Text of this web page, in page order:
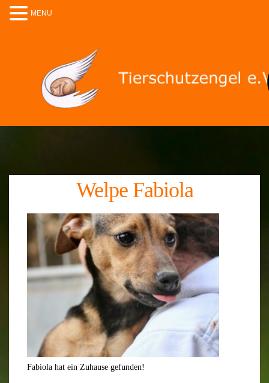
Welpe Fabiola
Fabiola hat ein Zuhause gefunden!
MENU